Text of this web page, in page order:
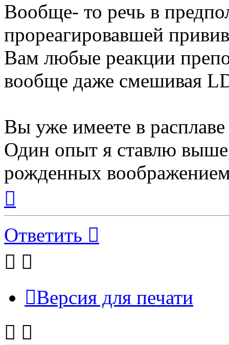
Вообще- то речь в
прореагировавшей
Вам любые реакции
вообще даже смешивая
Вы уже имеете в
Один опыт я ставлю
рожденных
началу
Ответить
Версия для печати